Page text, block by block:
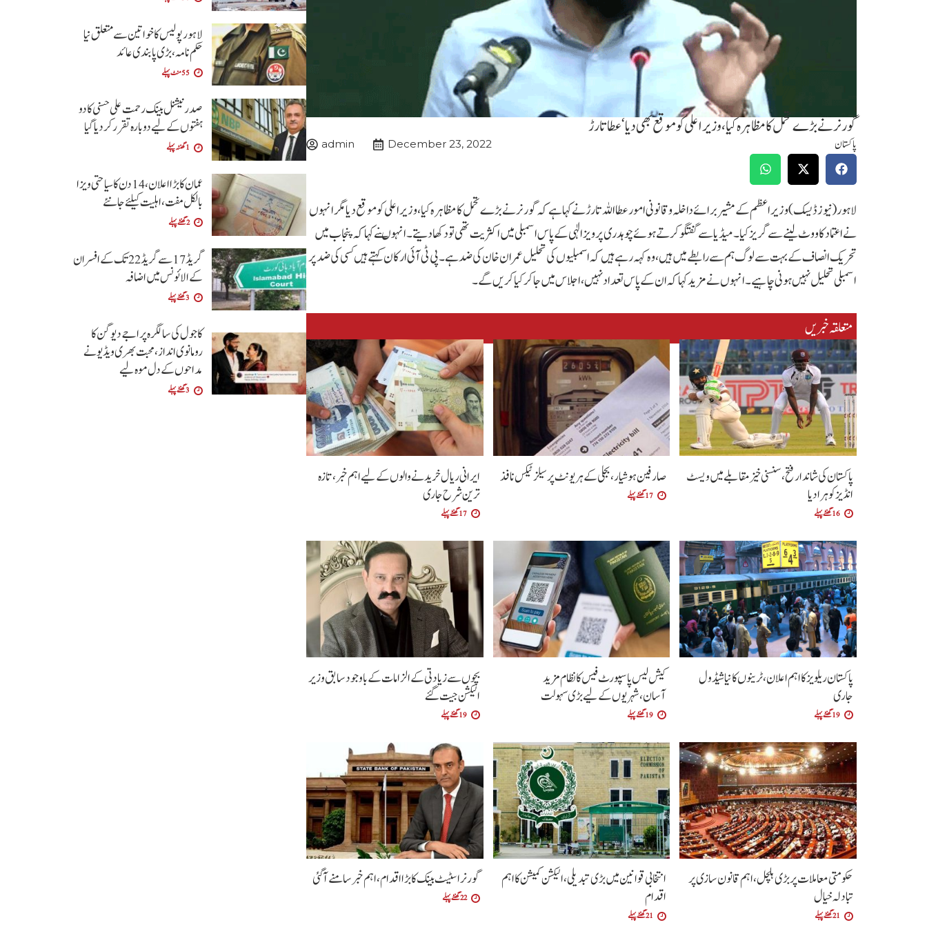
گورنر نے بڑے تحمل کا مظاہرہ کیا، وزیراعلی کو موقع بھی دیا‘عطا تارڑ
پاکستان admin December 23, 2022
لاہور(نیوز ڈیسک)وزیر اعظم کے مشیر برائے داخلہ و قانونی امور عطا اللہ تارڑ نے کہاہے کہ گورنر نے بڑے تحمل کا مظاہرہ کیا، وزیراعلی کو موقع دیا مگر انہوں
نے اعتماد کا ووٹ لینے سے گریز کیا۔میڈیا سے گفتگو کرتے ہوئے چوہدری پرویزالٰہی کے پاس اسمبلی میں اکثریت تھی تو دکھا دیتے۔انہوںنے کہا کہ پنجاب میں
تحریک انصاف کے بہت سے لوگ ہم سے رابطے میں ہیں، وہ کہہ رہے ہیں کہ اسمبلیوں کی تحلیل عمران خان کی ضد ہے۔پی ٹی آئی ارکان کہتے ہیں کسی کی ضد پر
اسمبلی تحلیل نہیں ہونی چاہیے۔انہوں نے مزید کہا کہ ان کے پاس تعداد نہیں،اجلاس میں جا کر کیا کریں گے۔
متعلقہ خبریں
پاکستان کی شاندار فتح،سنسنی خیز مقابلے میں ویسٹ
انڈیز کو ہرا دیا
16 گھنٹے پہلے
صارفین ہوشیار، بجلی کے ہر یونٹ پر سیلز ٹیکس نافذ
17 گھنٹے پہلے
ایرانی ریال خریدنے والوں کے لیے اہم خبر، تازہ
ترین شرح جاری
17 گھنٹے پہلے
پاکستان ریلویز کا اہم اعلان، ٹرینوں کا نیا شیڈول
جاری
19 گھنٹے پہلے
کیش لیس پاسپورٹ فیس کا نظام مزید
آسان،شہریوں کے لیے بڑی سہولت
19 گھنٹے پہلے
بچوں سے زیادتی کے الزامات کے باوجود سابق وزیر
الیکشن جیت گئے
19 گھنٹے پہلے
حکومتی معاملات پر بڑی ہلچل ،اہم قانون سازی پر
تبادلہ خیال
21 گھنٹے پہلے
انتخابی قوانین میں بڑی تبدیلی، الیکشن کمیشن کا اہم
اقدام
21 گھنٹے پہلے
گورنر اسٹیٹ بینک کا بڑا اقدام، اہم خبر سامنے آگئی
22 گھنٹے پہلے
لاہور پولیس کا خواتین سے متعلق نیا
حکم نامہ ،بڑی پابندی عائد
55 منٹ پہلے
صدر نیشنل بینک رحمت علی حسنی کا دو
ہفتوں کے لیے دوبارہ تقرر کر دیا گیا
1 گھنٹہ پہلے
عمان کا بڑا اعلان،14 دن کا سیاحتی ویزا
بالکل مفت ،اہلیت کیلئے جانئے
2 گھنٹے پہلے
گریڈ 17 سے گریڈ 22 تک کے افسران
کے الائونس میں اضافہ
3 گھنٹے پہلے
کاجول کی سالگرہ پر اجے دیوگن کا
رومانوی انداز، محبت بھری ویڈیو نے
مداحوں کے دل موہ لیے
3 گھنٹے پہلے